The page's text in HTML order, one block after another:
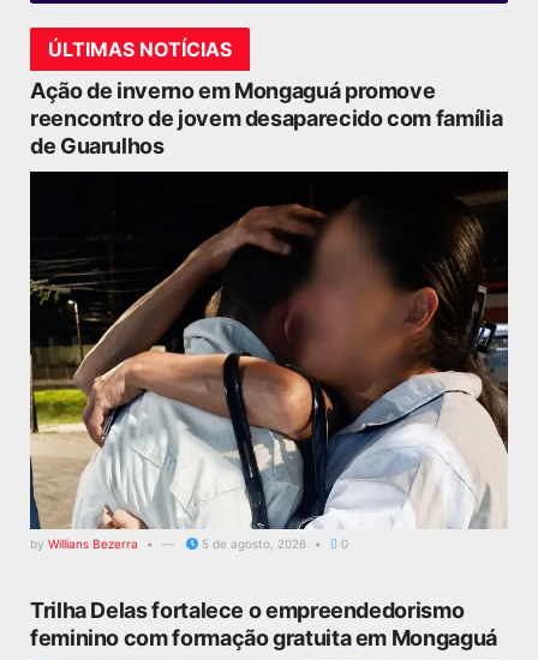
ÚLTIMAS NOTÍCIAS
Ação de inverno em Mongaguá promove
reencontro de jovem desaparecido com família
de Guarulhos
by Willians Bezerra 5 de agosto, 2026 0
Trilha Delas fortalece o empreendedorismo
feminino com formação gratuita em Mongaguá